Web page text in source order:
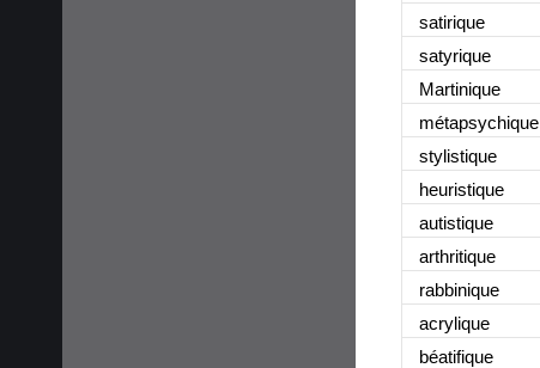
satirique
satyrique
Martinique
métapsychique
stylistique
heuristique
autistique
arthritique
rabbinique
acrylique
béatifique